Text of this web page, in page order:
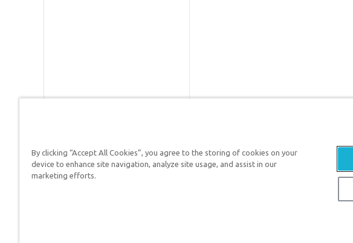
Respuestas en Génesis es un ministerio de
defender su fe y proclamar el evangelio de
By clicking “Accept All Cookies”, you agree to the storing of cookies on your
device to enhance site navigation, analyze site usage, and assist in our
marketing efforts.